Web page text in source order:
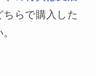
ちらで購入した